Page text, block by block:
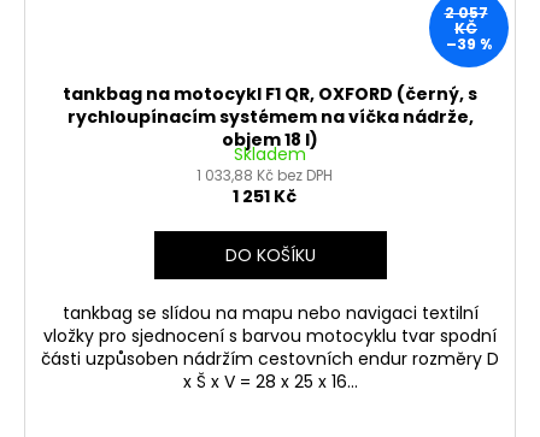
2 057
KČ
–39 %
tankbag na motocykl F1 QR, OXFORD (černý, s
rychloupínacím systémem na víčka nádrže,
objem 18 l)
Skladem
1 033,88 Kč bez DPH
1 251 Kč
DO KOŠÍKU
tankbag se slídou na mapu nebo navigaci textilní
vložky pro sjednocení s barvou motocyklu tvar spodní
části uzpůsoben nádržím cestovních endur rozměry D
x Š x V = 28 x 25 x 16...